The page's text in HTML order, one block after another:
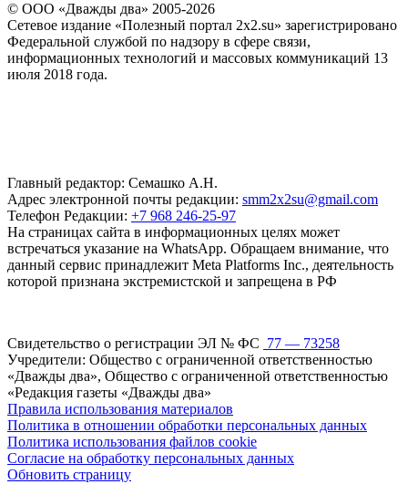
© ООО «Дважды два» 2005-2026
Сетевое издание «Полезный портал 2x2.su» зарегистрировано
Федеральной службой по надзору в сфере связи,
информационных технологий и массовых коммуникаций 13
июля 2018 года.
Главный редактор: Семашко А.Н.
Адрес электронной почты редакции: smm2x2su@gmail.com
Телефон Редакции: +7 968 246-25-97
На страницах сайта в информационных целях может
встречаться указание на WhatsApp. Обращаем внимание, что
данный сервис принадлежит Meta Platforms Inc., деятельность
которой признана экстремистской и запрещена в РФ
Свидетельство о регистрации ЭЛ № ФС 77 — 73258
Учредители: Общество с ограниченной ответственностью
«Дважды два», Общество с ограниченной ответственностью
«Редакция газеты «Дважды два»
Правила использования материалов
Политика в отношении обработки персональных данных
Политика использования файлов cookie
Согласие на обработку персональных данных
Обновить страницу